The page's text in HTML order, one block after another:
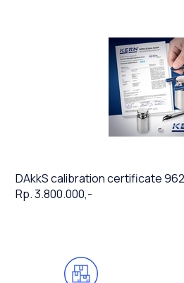
DAkkS calibration certificate
Rp. 3.800.000,-